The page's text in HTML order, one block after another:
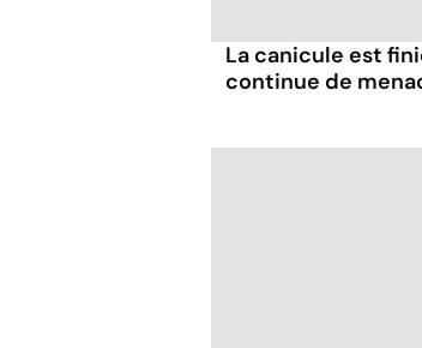
La canicule est
continue de